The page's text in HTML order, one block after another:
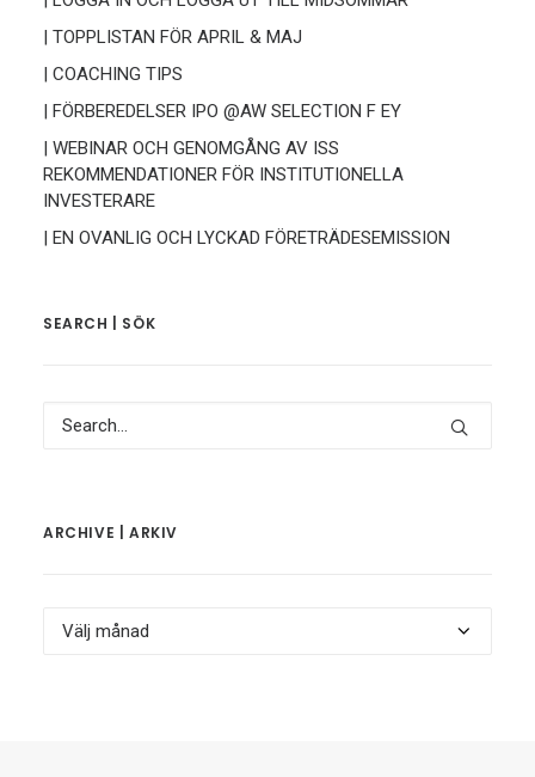
| TOPPLISTAN FÖR APRIL & MAJ
| COACHING TIPS
| FÖRBEREDELSER IPO @AW SELECTION F EY
| WEBINAR OCH GENOMGÅNG AV ISS
REKOMMENDATIONER FÖR INSTITUTIONELLA
INVESTERARE
| EN OVANLIG OCH LYCKAD FÖRETRÄDESEMISSION
SEARCH | SÖK
ARCHIVE | ARKIV
Archive